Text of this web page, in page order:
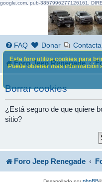
google.com, pub-3857996277126161,
FAQ Donar
Foro Jeep Renegade
Borrar cookies
¿Está seguro de que quiere
sitio?
Este foro utiliza cookies para
Puede obtener más información
Foro Jeep Renegade